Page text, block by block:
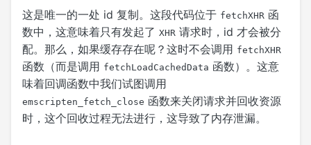
这是唯一的一处 id 复制。这段代码位于 fetchXHR 函
数中，这意味着只有发起了 XHR 请求时，id 才会被分
配。那么，如果缓存存在呢？这时不会调用 fetchXHR
函数（而是调用 fetchLoadCachedData 函数）。这意
味着回调函数中我们试图调用
emscripten_fetch_close 函数来关闭请求并回收资源
时，这个回收过程无法进行，这导致了内存泄漏。